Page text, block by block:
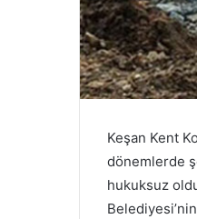
Keşan Kent
dönemlerde
hukuksuz